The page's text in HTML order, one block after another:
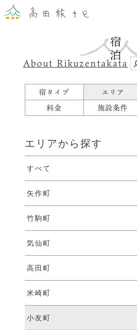
About Rikuzentakata
宿タイプ エリア
料金
施設条件
エリアから探す
すべて
矢作町
竹駒町
気仙町
高田町
米崎町
小友町
震災復興
食事・グルメ
宿泊
イベント
お知らせ
交通・観光サービス
陸前高田市観光物産協会
© 2022 一般社団法人 陸前高田市観光物産